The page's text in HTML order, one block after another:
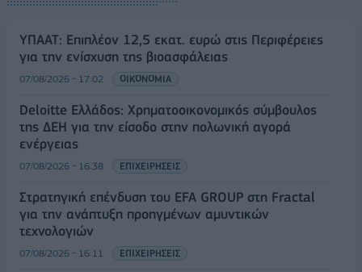
ΥΠΑΑΤ: Επιπλέον 12,5 εκατ. ευρώ στις Περιφέρειες
για την ενίσχυση της βιοασφάλειας
07/08/2026 - 17:02 ΟΙΚΟΝΟΜΙΑ
Deloitte Ελλάδος: Χρηματοοικονομικός σύμβουλος
της ΔΕΗ για την είσοδο στην πολωνική αγορά
ενέργειας
07/08/2026 - 16:38 ΕΠΙΧΕΙΡΗΣΕΙΣ
Στρατηγική επένδυση του EFA GROUP στη Fractal
για την ανάπτυξη προηγμένων αμυντικών
τεχνολογιών
07/08/2026 - 16:11 ΕΠΙΧΕΙΡΗΣΕΙΣ